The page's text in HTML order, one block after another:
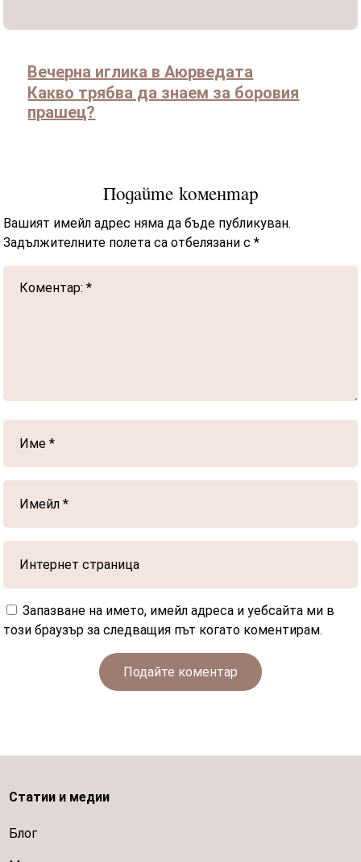
Вечерна иглика в Аюрведата
Какво трябва да знаем за боровия
прашец?
Подайте коментар
Вашият имейл адрес няма да бъде публикуван.
Задължителните полета са отбелязани с*
Запазване на името, имейл адреса и уебсайта ми в
този браузър за следващия път когато коментирам.
Подайте коментар
Статии и медии
Блог